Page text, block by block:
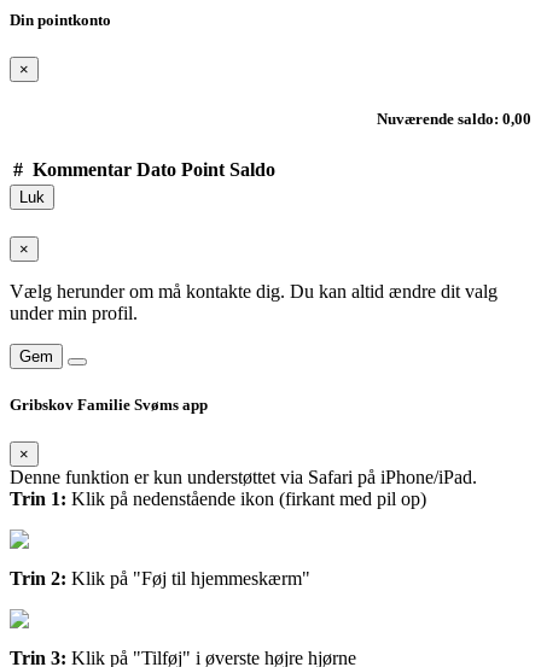
Din pointkonto
×
Nuværende saldo: 0,00
# Kommentar Dato Point Saldo
Luk
×
Vælg herunder om må kontakte dig. Du kan altid ændre dit valg
under min profil.
Gem
Gribskov Familie Svøms app
×
Denne funktion er kun understøttet via Safari på iPhone/iPad.
Trin 1: Klik på nedenstående ikon (firkant med pil op)
Trin 2: Klik på "Føj til hjemmeskærm"
Trin 3: Klik på "Tilføj" i øverste højre hjørne